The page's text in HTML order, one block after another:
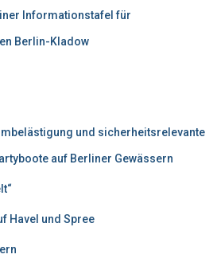
Informationstafel für
Berlin-Kladow
und sicherheitsrelevante
auf Berliner Gewässern
Havel und Spree